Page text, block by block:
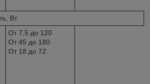
Вт
От 7,5 до 120
От 45 до 180
От 18 до 72